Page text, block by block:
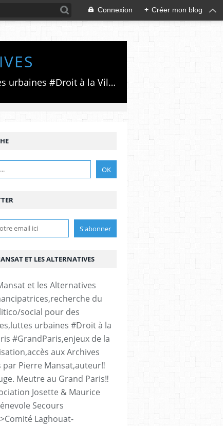
Connexion + Créer mon blog
Luttes émancipatrices,recherche du forum politico/social pour des alternatives,luttes urbaines #Droit à la Ville", #Paris #GrandParis,enjeux de la métropolisation,accès aux Archives publiques par Pierre Mansat,auteur‼️Ma vie rouge. Meutre au Grand Paris‼️[PUG]Association Josette & Maurice #Audin>bénevole Secours Populaire>Comité Laghouat-France>#Mumia #INTA
ET LES ALTERNATIVES
du
social pour des
urbaines #Droit à la
#GrandParis,enjeux de la
aux Archives
par Pierre Mansat,auteur‼️
Meutre au Grand Paris‼️
Josette & Maurice
Secours
Laghouat-